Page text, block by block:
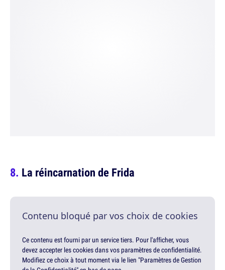
La réincarnation de Frida
Contenu bloqué par vos choix de cookies
Ce contenu est fourni par un service tiers. Pour l'afficher, vous
devez accepter les cookies dans vos paramètres de confidentialité.
Modifiez ce choix à tout moment via le lien "Paramètres de Gestion